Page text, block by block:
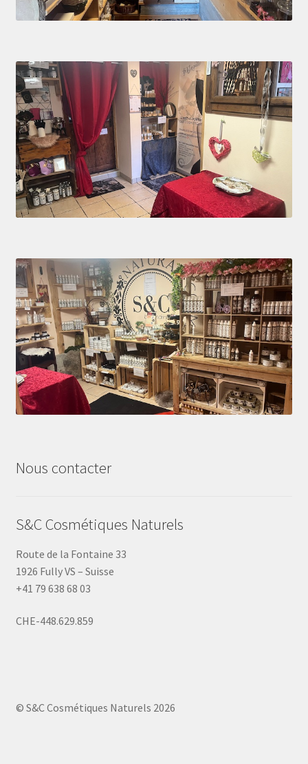
Nous contacter
S&C Cosmétiques Naturels
Route de la Fontaine 33
1926 Fully VS – Suisse
+41 79 638 68 03
CHE-448.629.859
© S&C Cosmétiques Naturels 2026